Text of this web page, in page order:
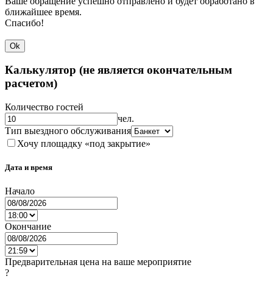
ближайшее время.
Спасибо!
Ok
Калькулятор (не является окончательным
расчетом)
Количество гостей
чел.
Тип выездного обслуживания
Хочу площадку «под закрытие»
Дата и время
Начало
Окончание
Предварительная цена на ваше мероприятие
?